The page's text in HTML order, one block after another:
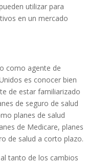
utilizar para
en un mercado
como agente de
es conocer bien
de estar familiarizado
de seguro de salud
planes de salud
de Medicare, planes
de salud a corto plazo.
tanto de los cambios